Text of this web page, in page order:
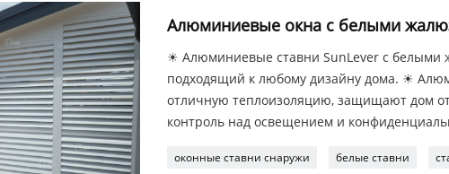
Алюминиевые окна с белыми
☀ Алюминиевые ставни SunLever с
подходящий к любому дизайну дома. ☀
отличную теплоизоляцию, защищают дом
контроль над освещением и
оконные ставни снаружи белые ставни